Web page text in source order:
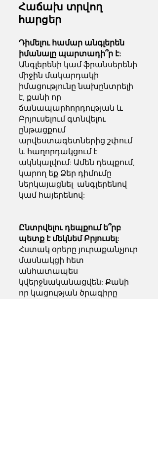
Հաճախ տրվող
հարցեր
Դիմելու համար անգլերեն
իմանալը պարտադի՞ր է:
Անգլերենի կամ ֆրանսերենի
միջին մակարդակի
իմացությունը նախընտրելի
է, քանի որ
ճանապարհորդության և
Բրյուսելում գտնվելու
ընթացքում
արվեստագետներից շփում
և հաղորդակցում է
ակնկալվում: Ամեն դեպքում,
կարող եք Ձեր դիմումը
ներկայացնել անգլերենով
կամ հայերենով:
Ընտրվելու դեպքում ե՞րբ
պետք է մեկնեմ Բրյուսել:
Հստակ օրերը յուրաքանչյուր
մասնակցի հետ
անհատապես
կվերջնականացվեն: Քանի
որ կացության ծրագիրը